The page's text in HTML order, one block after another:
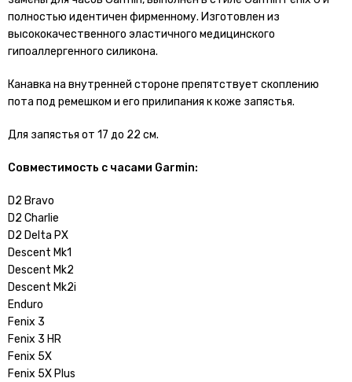
полностью идентичен фирменному. Изготовлен из
высококачественного эластичного медицинского
гипоаллергенного силикона.
Канавка на внутренней стороне препятствует скоплению
пота под ремешком и его прилипания к коже запястья.
Для запястья от 17 до 22 см.
Совместимость с часами Garmin:
D2 Bravo
D2 Charlie
D2 Delta PX
Descent Mk1
Descent Mk2
Descent Mk2i
Enduro
Fenix 3
Fenix 3 HR
Fenix 5X
Fenix 5X Plus